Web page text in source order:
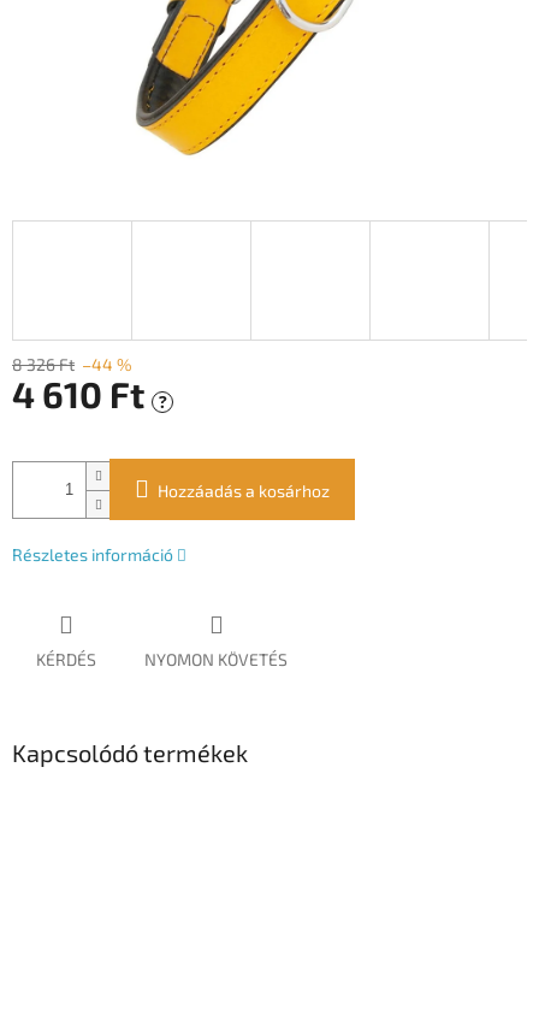
8 326 Ft –44 %
4 610 Ft ?
Hozzáadás a kosárhoz
Részletes információ
KÉRDÉS NYOMON KÖVETÉS
Kapcsolódó termékek